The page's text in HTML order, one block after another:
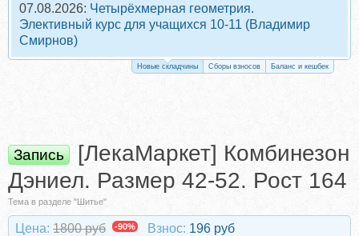
07.08.2026: Четырёхмерная геометрия.
Элективный курс для учащихся 10-11 (Владимир
Смирнов)
Новые складчины Сборы взносов Баланс и кешбек
Запись
[ЛекаМаркет] Комбинезон
Дэниел. Размер 42-52. Рост 164
Тема в разделе "Шитье"
Цена: 1800 руб -90% Взнос: 196 руб